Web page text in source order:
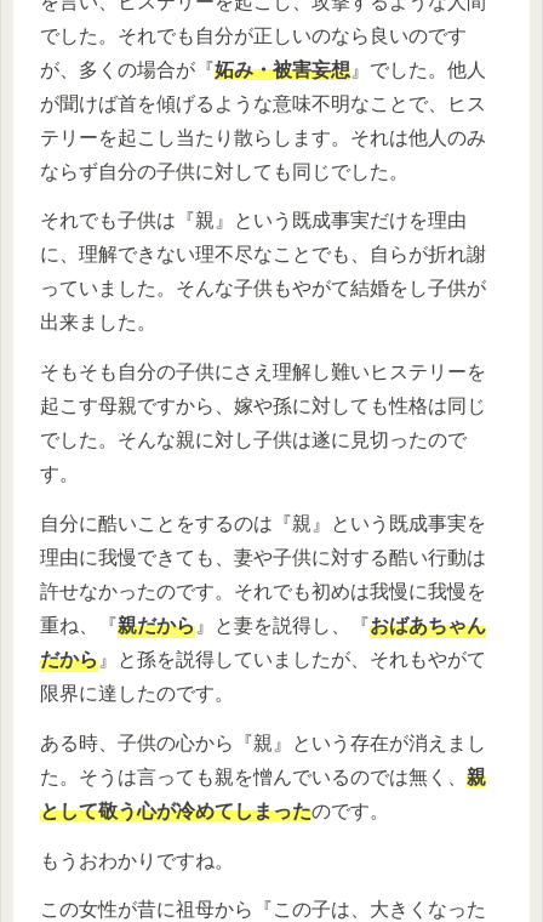
でした。それでも自分が正しいのなら良いのです
が、多くの場合が『妬み・被害妄想 』でした。他人
が聞けば首を傾げるような意味不明なことで、ヒス
テリーを起こし当たり散らします。それは他人のみ
ならず自分の子供に対しても同じでした。
それでも子供は『親』という既成事実だけを理由
に、理解できない理不尽なことでも、自らが折れ謝
っていました。そんな子供もやがて結婚をし子供が
出来ました。
そもそも自分の子供にさえ理解し難いヒステリーを
起こす母親ですから、嫁や孫に対しても性格は同じ
でした。そんな親に対し子供は遂に見切ったので
す。
自分に酷いことをするのは『親』という既成事実を
理由に我慢できても、妻や子供に対する酷い行動は
許せなかったのです。それでも初めは我慢に我慢を
重ね、『親だから 』と妻を説得し、『おばあちゃん
だから 』と孫を説得していましたが、それもやがて
限界に達したのです。
ある時、子供の心から『親』という存在が消えまし
た。そうは言っても親を憎んでいるのでは無く、 親
として敬う心が冷めてしまったのです。
もうおわかりですね。
この女性が昔に祖母から『この子は、大きくなった